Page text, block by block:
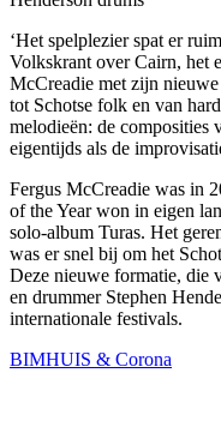
‘Het spelplezier spat er
Volkskrant over Cairn, het
McCreadie met zijn
tot Schotse folk en van
melodieën: de composities
eigentijds als de
Fergus McCreadie was in
of the Year won in eigen
solo-album Turas. Het
was er snel bij om het
Deze nieuwe formatie, die
en drummer Stephen
internationale festivals.
BIMHUIS & Corona